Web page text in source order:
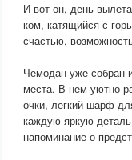
И вот он, день
ком, катящийся с
счастью,
Чемодан уже собран
места. В нем уютно
очки, легкий шарф
каждую яркую
напоминание о